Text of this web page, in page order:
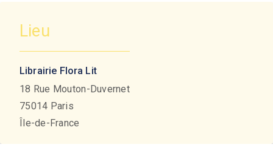
Lieu
Librairie Flora Lit
18 Rue Mouton-Duvernet
75014 Paris
Île-de-France